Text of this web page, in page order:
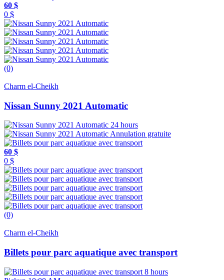
60 $
0 $
(0)
Charm el-Cheikh
Nissan Sunny 2021 Automatic
24 hours
Annulation gratuite
60 $
0 $
(0)
Charm el-Cheikh
Billets pour parc aquatique avec transport
8 hours